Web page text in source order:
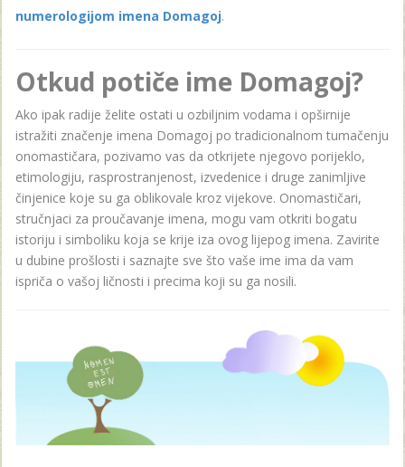
numerologijom imena Domagoj.
Otkud potiče ime Domagoj?
Ako ipak radije želite ostati u ozbiljnim vodama i opširnije
istražiti značenje imena Domagoj po tradicionalnom tumačenju
onomastičara, pozivamo vas da otkrijete njegovo porijeklo,
etimologiju, rasprostranjenost, izvedenice i druge zanimljive
činjenice koje su ga oblikovale kroz vijekove. Onomastičari,
stručnjaci za proučavanje imena, mogu vam otkriti bogatu
istoriju i simboliku koja se krije iza ovog lijepog imena. Zavirite
u dubine prošlosti i saznajte sve što vaše ime ima da vam
ispriča o vašoj ličnosti i precima koji su ga nosili.